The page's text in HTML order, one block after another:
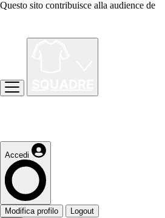
Questo sito contribuisce alla audience de
Accedi
Modifica profilo Logout